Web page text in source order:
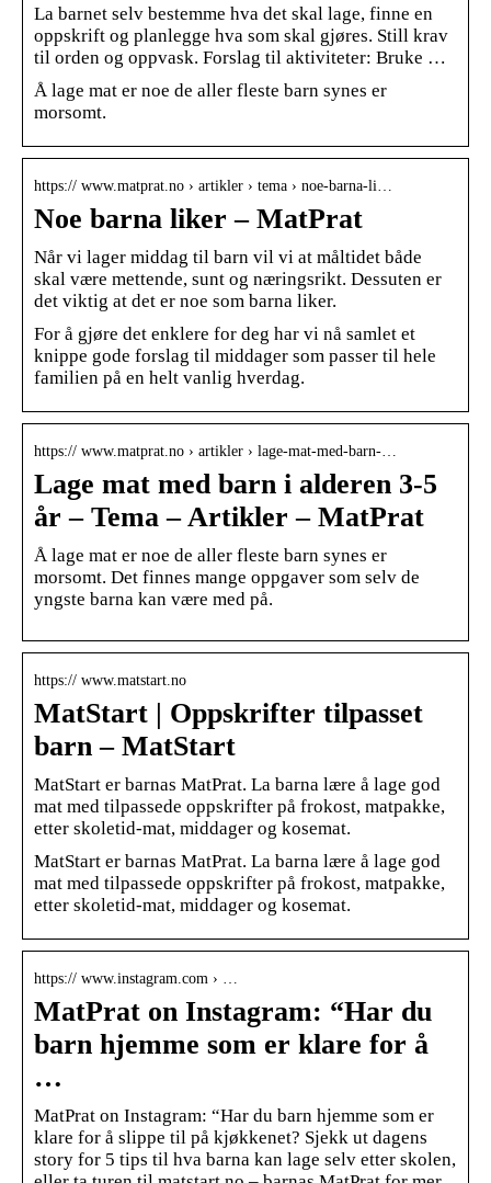
La barnet selv bestemme hva det skal lage, finne en
oppskrift og planlegge hva som skal gjøres. Still krav
til orden og oppvask. Forslag til aktiviteter: Bruke …
Å lage mat er noe de aller fleste barn synes er
morsomt.
https:// www.matprat.no › artikler › tema › noe-barna-li…
Noe barna liker – MatPrat
Når vi lager middag til barn vil vi at måltidet både
skal være mettende, sunt og næringsrikt. Dessuten er
det viktig at det er noe som barna liker.
For å gjøre det enklere for deg har vi nå samlet et
knippe gode forslag til middager som passer til hele
familien på en helt vanlig hverdag.
https:// www.matprat.no › artikler › lage-mat-med-barn-…
Lage mat med barn i alderen 3-5
år – Tema – Artikler – MatPrat
Å lage mat er noe de aller fleste barn synes er
morsomt. Det finnes mange oppgaver som selv de
yngste barna kan være med på.
https:// www.matstart.no
MatStart | Oppskrifter tilpasset
barn – MatStart
MatStart er barnas MatPrat. La barna lære å lage god
mat med tilpassede oppskrifter på frokost, matpakke,
etter skoletid-mat, middager og kosemat.
MatStart er barnas MatPrat. La barna lære å lage god
mat med tilpassede oppskrifter på frokost, matpakke,
etter skoletid-mat, middager og kosemat.
https:// www.instagram.com › …
MatPrat on Instagram: “Har du
barn hjemme som er klare for å
…
MatPrat on Instagram: “Har du barn hjemme som er
klare for å slippe til på kjøkkenet? Sjekk ut dagens
story for 5 tips til hva barna kan lage selv etter skolen,